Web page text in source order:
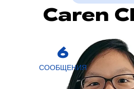
Caren
6
СООБЩЕНИЯ